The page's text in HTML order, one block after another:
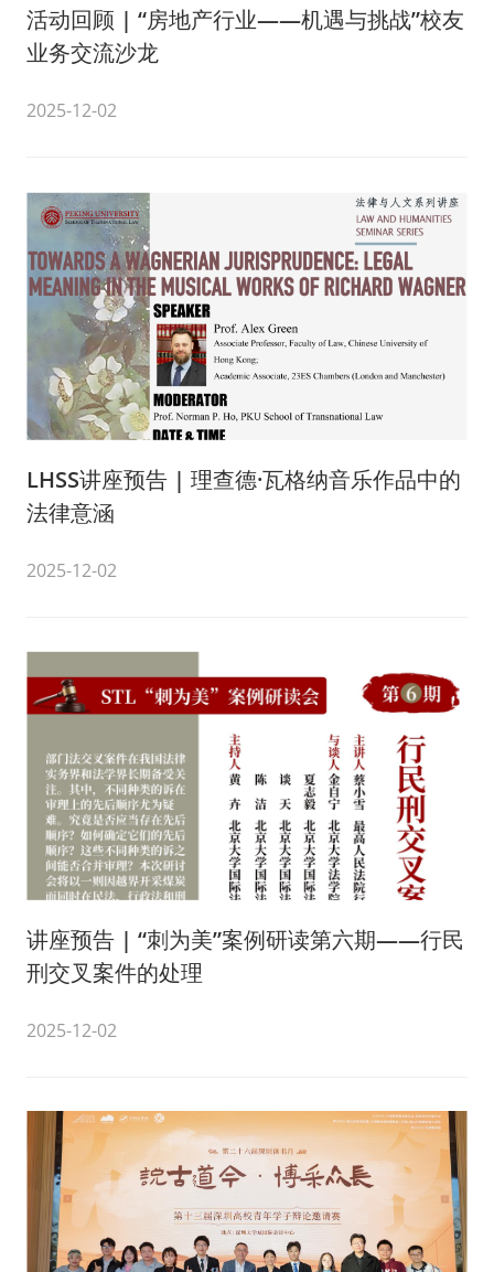
活动回顾 | “房地产行业——机遇与挑战”校友
业务交流沙龙
2025-12-02
LHSS讲座预告 | 理查德·瓦格纳音乐作品中的
法律意涵
2025-12-02
讲座预告 | “刺为美”案例研读第六期——行民
刑交叉案件的处理
2025-12-02